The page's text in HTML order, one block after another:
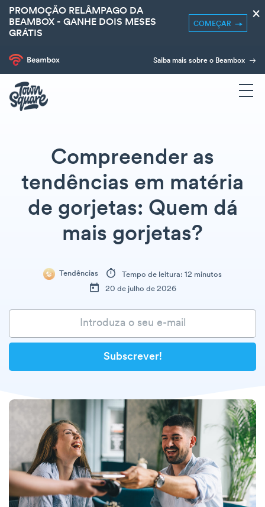
PROMOÇÃO RELÂMPAGO DA
BEAMBOX - GANHE DOIS MESES
GRÁTIS
COMEÇAR
×
Saiba mais sobre o Beambox
Compreender as
tendências em matéria
de gorjetas: Quem dá
mais gorjetas?
Tendências
Tempo de leitura: 12 minutos
20 de julho de 2026